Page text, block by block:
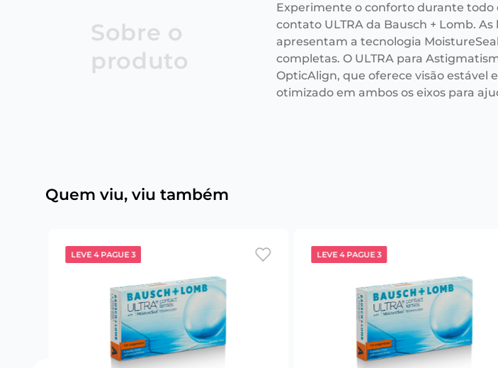
Sobre o
produto
Experimente o conforto durante todo
contato ULTRA da Bausch + Lomb.
apresentam a tecnologia
completas. O ULTRA para
OpticAlign, que oferece visão estável
otimizado em ambos os eixos para
Quem viu, viu também
LEVE 4 PAGUE 3 LEVE 4 PAGUE 3